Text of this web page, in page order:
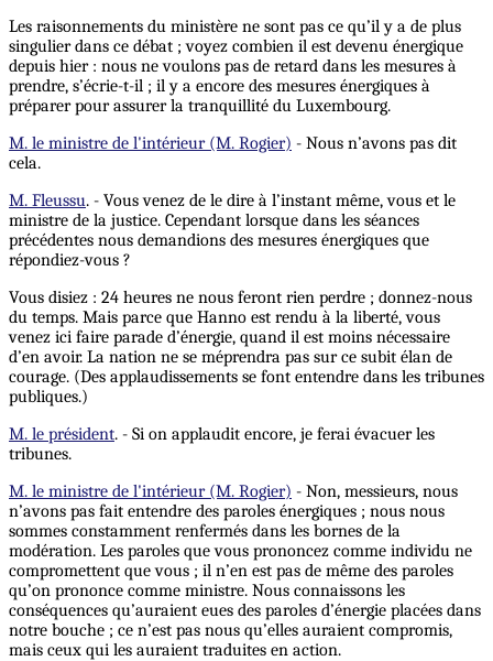
Les raisonnements du ministère ne sont pas ce qu’il y a de plus
singulier dans ce débat ; voyez combien il est devenu énergique
depuis hier : nous ne voulons pas de retard dans les mesures à
prendre, s’écrie-t-il ; il y a encore des mesures énergiques à
préparer pour assurer la tranquillité du Luxembourg.
M. le ministre de l'intérieur (M. Rogier) - Nous n’avons pas dit
cela.
M. Fleussu. - Vous venez de le dire à l’instant même, vous et le
ministre de la justice. Cependant lorsque dans les séances
précédentes nous demandions des mesures énergiques que
répondiez-vous ?
Vous disiez : 24 heures ne nous feront rien perdre ; donnez-nous
du temps. Mais parce que Hanno est rendu à la liberté, vous
venez ici faire parade d’énergie, quand il est moins nécessaire
d’en avoir. La nation ne se méprendra pas sur ce subit élan de
courage. (Des applaudissements se font entendre dans les tribunes
publiques.)
M. le président. - Si on applaudit encore, je ferai évacuer les
tribunes.
M. le ministre de l'intérieur (M. Rogier) - Non, messieurs, nous
n’avons pas fait entendre des paroles énergiques ; nous nous
sommes constamment renfermés dans les bornes de la
modération. Les paroles que vous prononcez comme individu ne
compromettent que vous ; il n’en est pas de même des paroles
qu’on prononce comme ministre. Nous connaissons les
conséquences qu’auraient eues des paroles d’énergie placées dans
notre bouche ; ce n’est pas nous qu’elles auraient compromis,
mais ceux qui les auraient traduites en action.